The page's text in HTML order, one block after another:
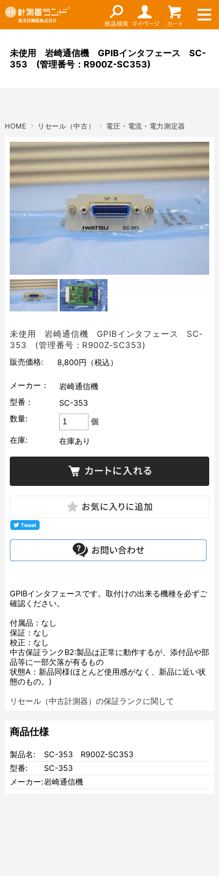
ネット通販（リセール）
ご利用ガイド
メーカーショップ
お問い合わせ
メーカー名
価格帯
未使用 岩崎通信機 GPIBインタフェース SC-
353 (管理番号：R900Z-SC353)
HOME リセール（中古） 電圧・電流・電力測定器
未使用 岩崎通信機 GPIBインタフェース SC-
353 (管理番号：R900Z-SC353)
販売価格:
8,800円 （税込）
メーカー：
岩崎通信機
型番：
SC-353
数量:
個
在庫:
在庫あり
GPIBインタフェースです。取付けの出来る機種を必ずご
確認ください。
付属品：なし
保証：なし
校正：なし
中古保証ランクB2:製品は正常に動作するが、添付品や部
品等に一部欠落が有るもの
状態A：新品同様(ほとんど使用感がなく、新品に近い状
態のもの。)
リセール（中古計測器）の保証ランクに関して
商品仕様
製品名:
SC-353 R900Z-SC353
型番:
SC-353
メーカー:岩崎通信機